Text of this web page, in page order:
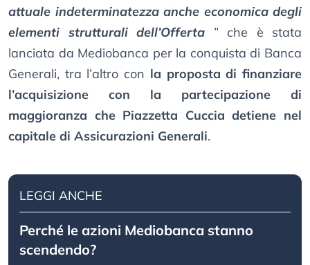
attuale indeterminatezza anche economica degli
elementi strutturali dell’Offerta
” che è stata
lanciata da Mediobanca per la conquista di Banca
Generali, tra l’altro con la proposta di finanziare
l’acquisizione con la partecipazione di
maggioranza che Piazzetta Cuccia detiene nel
capitale di Assicurazioni Generali.
LEGGI ANCHE
Perché le azioni Mediobanca stanno
scendendo?